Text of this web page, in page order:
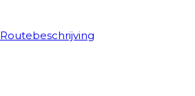
Routebeschrijving